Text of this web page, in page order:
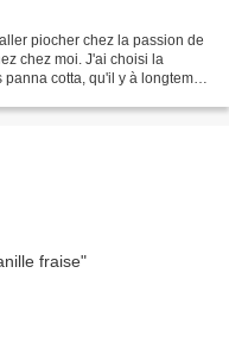
piocher chez la passion de
chez moi. J'ai choisi la
cotta, qu'il y à longtemps